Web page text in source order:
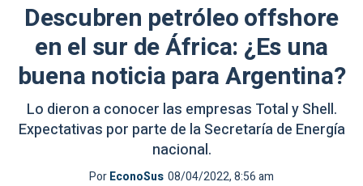
Descubren petróleo offshore
en el sur de África: ¿Es una
buena noticia para Argentina?
Lo dieron a conocer las empresas Total y Shell.
Expectativas por parte de la Secretaría de Energía
nacional.
PorEconoSus 08/04/2022, 8:56 am